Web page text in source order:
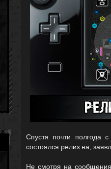
Спустя почти полгода
состоялся релиз на,
Не смотря на сообщения